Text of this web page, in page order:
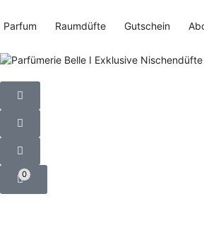
Parfum Raumdüfte Gutschein
0